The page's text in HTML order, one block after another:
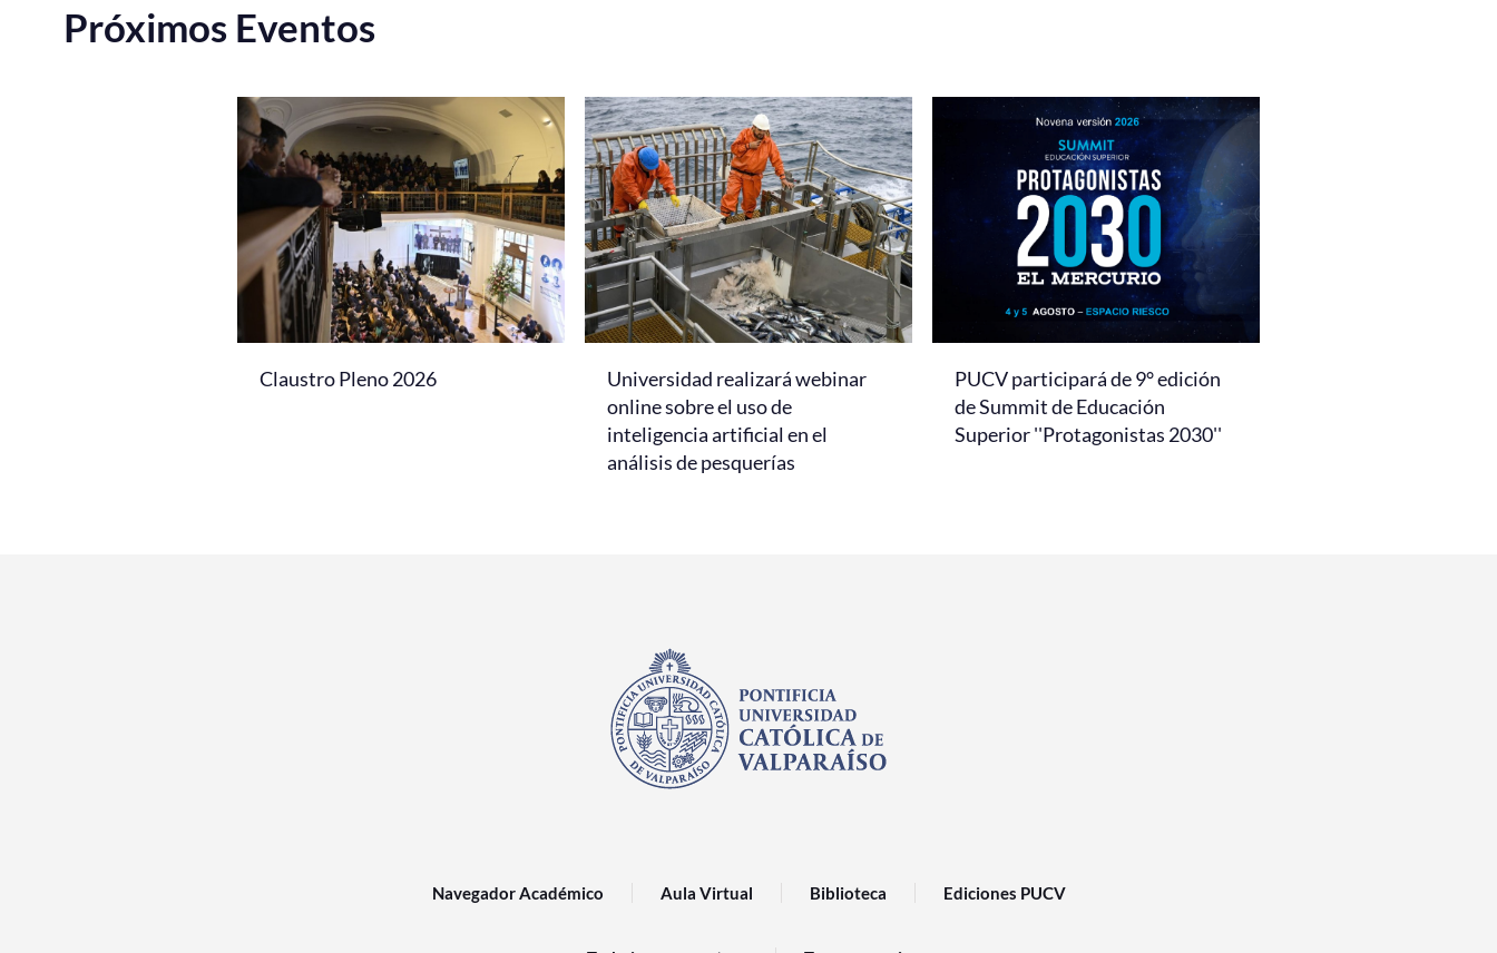
Próximos Eventos
Claustro Pleno 2026
Universidad realizará webinar
online sobre el uso de
inteligencia artificial en el
análisis de pesquerías
PUCV participará de 9° edición
de Summit de Educación
Superior ''Protagonistas 2030''
Navegador Académico Aula Virtual Biblioteca Ediciones PUCV